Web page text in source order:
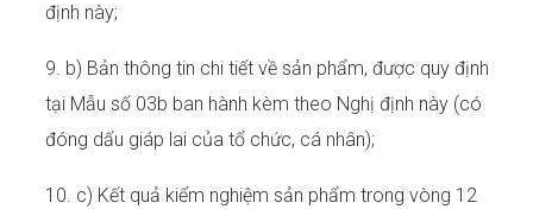
định này;
9. b) Bản thông tin chi tiết về sản phẩm, được quy định
tại Mẫu số 03b ban hành kèm theo Nghị định này (có
đóng dấu giáp lai của tổ chức, cá nhân);
10. c) Kết quả kiểm nghiệm sản phẩm trong vòng 12